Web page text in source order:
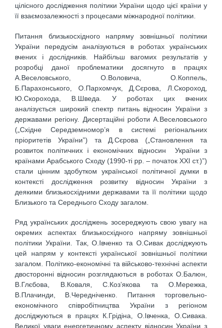
цілісного дослідження політики України щодо цієї країни у
її взаємозалежності з процесами міжнародної політики.
Питання близькосхідного напряму зовнішньої політики
України передусім аналізуються в роботах українських
вчених і дослідників. Найбільш вагомих результатів у
розробці даної проблематики досягнуто в працях
А.Веселовського, О.Воловича, О.Коппель,
Б.Парахонського, О.Пархомчук, Д.Сєрова, Л.Скороход,
Ю.Скорохода, В.Шведа. У роботах цих вчених
аналізується широкий спектр питань відносин України з
державами регіону. Дисертаційні роботи А.Веселовського
(„Східне Середземномор’я в системі регіональних
пріоритетів України”) та Д.Сєрова („Становлення та
розвиток політичних і економічних відносин України з
країнами Арабського Сходу (1990-ті рр. – початок ХХІ ст.)”)
стали цінним здобутком української політичної думки в
контексті дослідження розвитку відносин України з
деякими близькосхідними державами та її політики щодо
Близького та Середнього Сходу загалом.
Ряд українських досліджень зосереджують свою увагу на
окремих аспектах близькосхідного напряму зовнішньої
політики України. Так, О.Івченко та О.Сивак досліджують
цей напрям у контексті української зовнішньої політики
загалом. Політико-економічні та військово-технічні аспекти
двосторонні відносин розглядаються в роботах О.Балюн,
В.Глєбова, В.Коваля, С.Коз’якова та О.Мережка,
В.Плачинди, В.Чередніченко. Питання торговельно-
економічного співробітництва України з регіоном
досліджуються в працях К.Грідіна, О.Івченка, О.Сивака.
Великої уваги енергетичному аспекту відносин України з